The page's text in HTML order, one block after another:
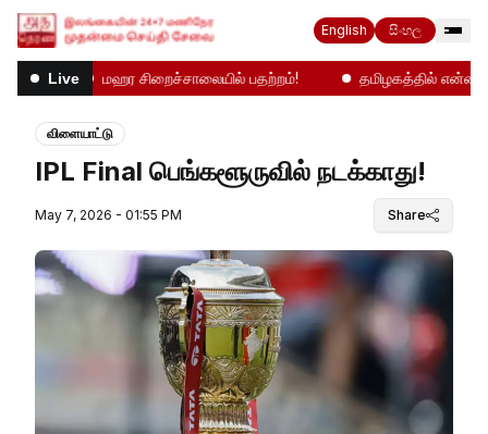
English සිංහල
Liveமஹர சிறைச்சாலையில் பதற்றம்! தமிழகத்தில் என்ன
விளையாட்டு
IPL Final பெங்களூருவில் நடக்காது!
May 7, 2026 - 01:55 PM Share